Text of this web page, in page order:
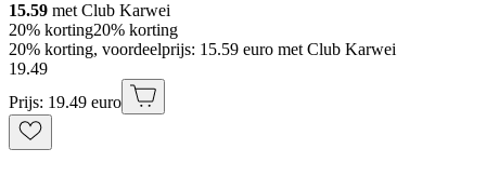
15.59 met Club Karwei
20% korting20% korting
20% korting, voordeelprijs: 15.59 euro met Club Karwei
19.49
Prijs: 19.49 euro